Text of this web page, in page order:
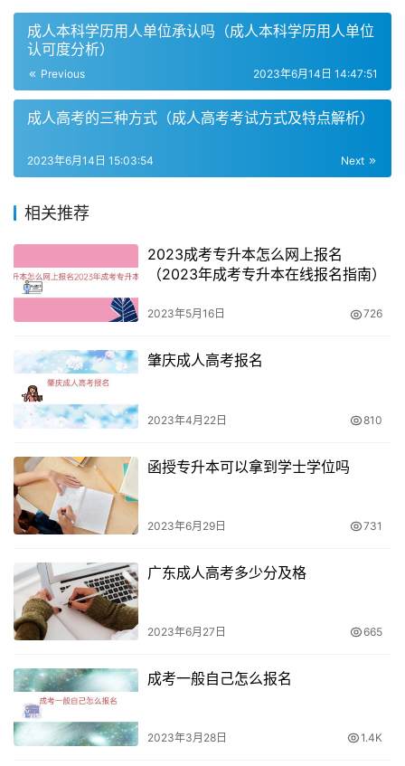
业生可以选择报考在职研究生或非全日制研究生。在职研究
生需要在工作单位工作一定年限后才可以报考，而非全日制
研究生则没有这个限制。
选择院校需要考虑多方面因素
选择院校时需要考虑多方面因素，包括学校的综合实力、专
学历，可以选择双非一本等院校，但是如果想要深造提高自
己的专业水平，建议选择实力较强的高校。
需要进行学历认证
在网上报名时需要通过学历检验验证，如果没有通过，需要
向有关教育部门申请学历认证。只有具备本科毕业学历才可
以直接报考研究生，包括全日制本科、成人高考本科、自学
考试本科、网络教育本科、开放大学本科等。
成人本科学历用人单位承认吗（成人本科学历用人单位
认可度分析）
Previous 2023年6月14日 14:47:51
成人高考的三种方式（成人高考考试方式及特点解析）
Next
2023年6月14日 15:03:54
相关推荐
2023成考专升本怎么网上报名
（2023年成考专升本在线报名指南）
2023年5月16日 726
肇庆成人高考报名
2023年4月22日 810
函授专升本可以拿到学士学位吗
2023年6月29日 731
广东成人高考多少分及格
2023年6月27日 665
成考一般自己怎么报名
2023年3月28日 1.4K